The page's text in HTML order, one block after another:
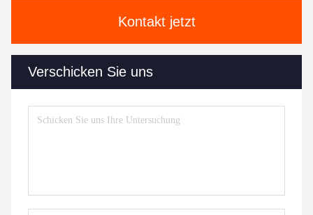
Kontakt jetzt
Verschicken Sie uns